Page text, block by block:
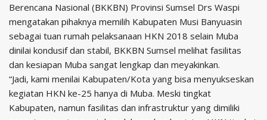
Berencana Nasional (BKKBN) Provinsi Sumsel Drs Waspi
mengatakan pihaknya memilih Kabupaten Musi Banyuasin
sebagai tuan rumah pelaksanaan HKN 2018 selain Muba
dinilai kondusif dan stabil, BKKBN Sumsel melihat fasilitas
dan kesiapan Muba sangat lengkap dan meyakinkan.
“Jadi, kami menilai Kabupaten/Kota yang bisa menyukseskan
kegiatan HKN ke-25 hanya di Muba. Meski tingkat
Kabupaten, namun fasilitas dan infrastruktur yang dimiliki